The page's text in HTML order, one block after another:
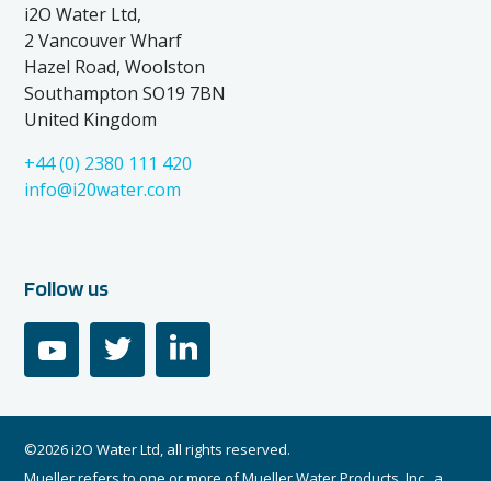
i2O Water Ltd,
2 Vancouver Wharf
Hazel Road, Woolston
Southampton SO19 7BN
United Kingdom
+44 (0) 2380 111 420
info@i20water.com
Follow us
youtube linkedin
©2026 i2O Water Ltd, all rights reserved.